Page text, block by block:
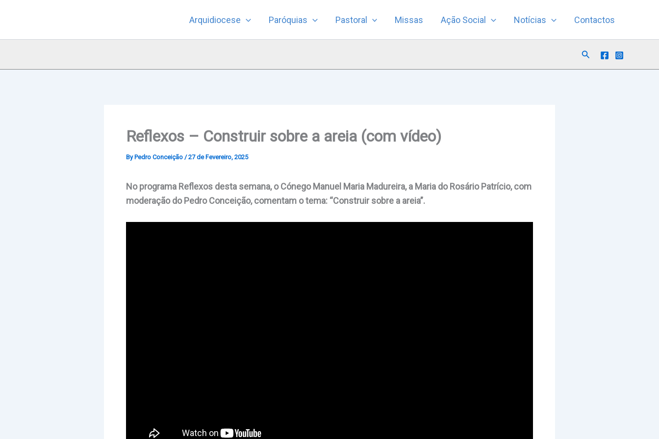
Arquidiocese Paróquias Pastoral Missas Ação Social Notícias Contactos
Search
Reflexos – Construir sobre a areia (com vídeo)
By Pedro Conceição /27 de Fevereiro, 2025
No programa Reflexos desta semana, o Cónego Manuel Maria Madureira, a Maria do Rosário Patrício, com
moderação do Pedro Conceição, comentam o tema: “Construir sobre a areia”.